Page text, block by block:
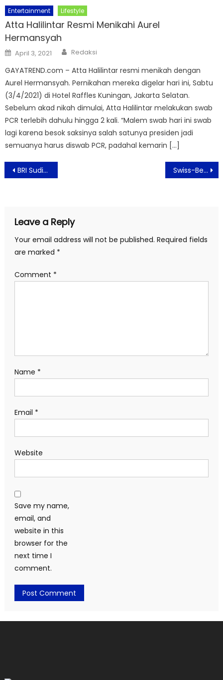
Entertainment Lifestyle
Atta Halilintar Resmi Menikahi Aurel
Hermansyah
Posted
on
April 3, 2021 Author
Redaksi
GAYATREND.com – Atta Halilintar resmi menikah dengan
Aurel Hermansyah. Pernikahan mereka digelar hari ini, Sabtu
(3/4/2021) di Hotel Raffles Kuningan, Jakarta Selatan.
Sebelum akad nikah dimulai, Atta Halilintar melakukan swab
PCR terlebih dahulu hingga 2 kali. “Malem swab hari ini swab
lagi karena besok saksinya salah satunya presiden jadi
semuanya harus diswab PCR, padahal kemarin […]
Post
navigation
BRI Sudirman 1 Hadirkan Senyum Lewat Jumat Berkah Swiss-Belhotel Pondok Indah Gandeng Govinda dalam “Hal Hebat Intimate Concert 2026”
Leave a Reply
Your email address will not be published. Required fields
are marked *
Comment *
Name *
Email *
Website
Save my name,
email, and
website in this
browser for the
next time I
comment.